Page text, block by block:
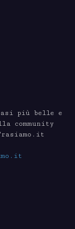
più belle e
community